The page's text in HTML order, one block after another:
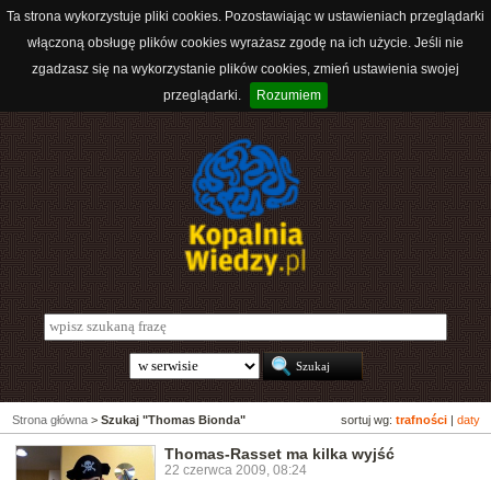
Ta strona wykorzystuje pliki cookies. Pozostawiając w ustawieniach przeglądarki
włączoną obsługę plików cookies wyrażasz zgodę na ich użycie. Jeśli nie
zgadzasz się na wykorzystanie plików cookies, zmień ustawienia swojej
przeglądarki.
Rozumiem
sortuj wg: trafności daty
Strona główna > Szukaj "Thomas Bionda"
Thomas-Rasset ma kilka wyjść
22 czerwca 2009, 08:24